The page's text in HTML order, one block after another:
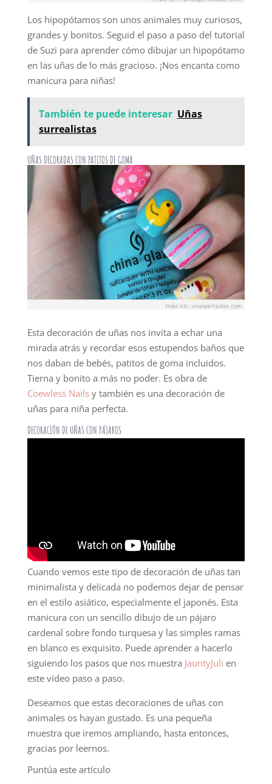
Los hipopótamos son unos animales muy curiosos,
grandes y bonitos. Seguid el paso a paso del tutorial
de Suzi para aprender cómo dibujar un hipopótamo
en las uñas de lo más gracioso. ¡Nos encanta como
manicura para niñas!
También te puede interesar Uñas
surrealistas
UÑAS DECORADAS CON PATITOS DE GOMA
Esta decoración de uñas nos invita a echar una
mirada atrás y recordar esos estupendos baños que
nos daban de bebés, patitos de goma incluidos.
Tierna y bonito a más no poder. Es obra de
Coewless Nailsy también es una decoración de
uñas para niña perfecta.
DECORACIÓN DE UÑAS CON PÁJAROS
Cuando vemos este tipo de decoración de uñas tan
minimalista y delicada no podemos dejar de pensar
en el estilo asiático, especialmente el japonés. Esta
manicura con un sencillo dibujo de un pájaro
cardenal sobre fondo turquesa y las simples ramas
en blanco es exquisito. Puede aprender a hacerlo
siguiendo los pasos que nos muestra JauntyJuli en
este vídeo paso a paso.
Deseamos que estas decoraciones de uñas con
animales os hayan gustado. Es una pequeña
muestra que iremos ampliando, hasta entonces,
gracias por leernos.
Puntúa este artículo